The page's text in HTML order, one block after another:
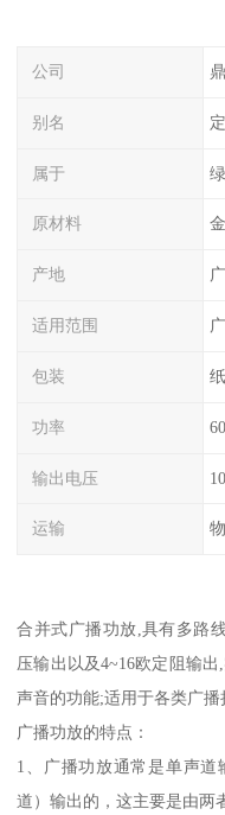
公司
别名
属于
原材料
产地
适用范围
包装
功率
输出电压
运输
合并式广播功放,具有多路
压输出以及4~16欧定阻输
声音的功能;适用于各类广播
广播功放的特点：
1、广播功放通常是单声
道）输出的，这主要是由两